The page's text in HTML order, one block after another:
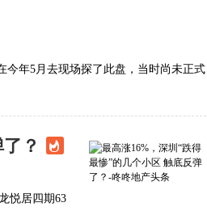
今年5月去现场探了此盘，当时尚未正式
？
悦居四期63